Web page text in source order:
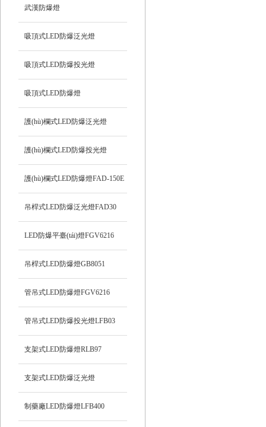
武漢防爆燈
吸頂式LED防爆泛光燈
吸頂式LED防爆投光燈
吸頂式LED防爆燈
護(hù)欄式LED防爆泛光燈
HRD92
護(hù)欄式LED防爆投光燈
HRD93
護(hù)欄式LED防爆燈FAD-150E
吊桿式LED防爆泛光燈FAD30
LED防爆平臺(tái)燈FGV6216
吊桿式LED防爆燈GB8051
管吊式LED防爆燈FGV6216
管吊式LED防爆投光燈LFB03
支架式LED防爆燈RLB97
支架式LED防爆泛光燈
制藥廠LED防爆燈LFB400